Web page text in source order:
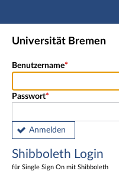
Universität Bremen
Benutzername
Passwort
Anmelden
Shibboleth Login
für Single Sign On mit Shibboleth